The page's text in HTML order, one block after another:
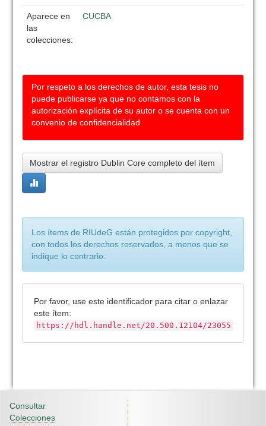
Aparece en
las
colecciones:
CUCBA
Por respeto a los derechos de autor, esta tesis no
puede publicarse ya que no contamos con la
autorización explícita de su autor o se cuenta con un
convenio de confidencialidad
Mostrar el registro Dublin Core completo del ítem
Los ítems de RIUdeG están protegidos por copyright,
con todos los derechos reservados, a menos que se
indique lo contrario.
Por favor, use este identificador para citar o enlazar
este ítem:
https://hdl.handle.net/20.500.12104/23055
Consultar
Colecciones